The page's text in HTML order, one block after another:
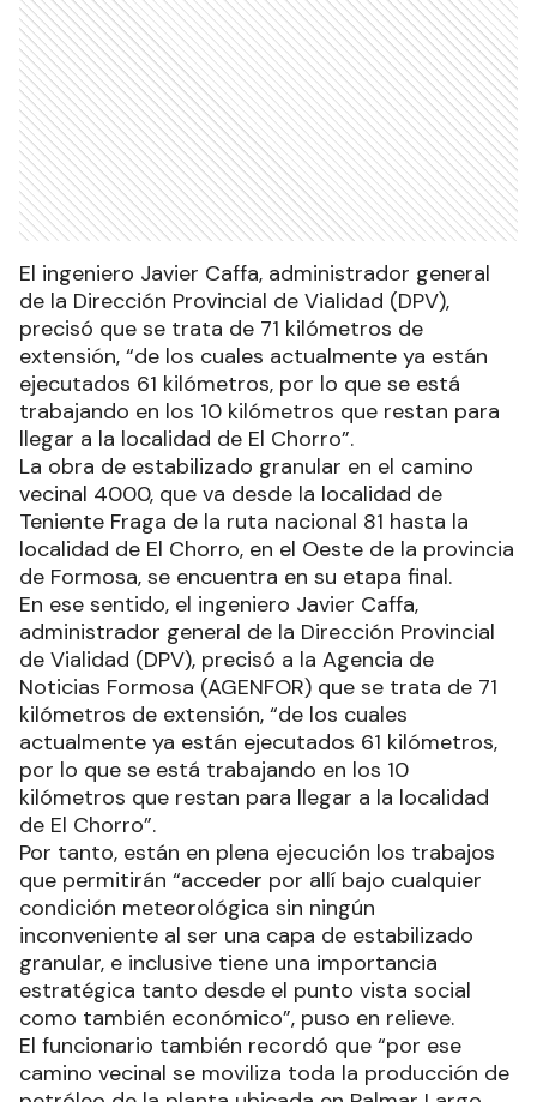
El ingeniero Javier Caffa, administrador general
de la Dirección Provincial de Vialidad (DPV),
precisó que se trata de 71 kilómetros de
extensión, “de los cuales actualmente ya están
ejecutados 61 kilómetros, por lo que se está
trabajando en los 10 kilómetros que restan para
llegar a la localidad de El Chorro”.
La obra de estabilizado granular en el camino
vecinal 4000, que va desde la localidad de
Teniente Fraga de la ruta nacional 81 hasta la
localidad de El Chorro, en el Oeste de la provincia
de Formosa, se encuentra en su etapa final.
En ese sentido, el ingeniero Javier Caffa,
administrador general de la Dirección Provincial
de Vialidad (DPV), precisó a la Agencia de
Noticias Formosa (AGENFOR) que se trata de 71
kilómetros de extensión, “de los cuales
actualmente ya están ejecutados 61 kilómetros,
por lo que se está trabajando en los 10
kilómetros que restan para llegar a la localidad
de El Chorro”.
Por tanto, están en plena ejecución los trabajos
que permitirán “acceder por allí bajo cualquier
condición meteorológica sin ningún
inconveniente al ser una capa de estabilizado
granular, e inclusive tiene una importancia
estratégica tanto desde el punto vista social
como también económico”, puso en relieve.
El funcionario también recordó que “por ese
camino vecinal se moviliza toda la producción de